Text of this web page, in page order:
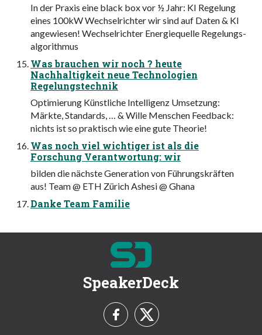
In der Praxis eine black box vor ½ Jahr: KI Regelung
eines 100kW Wechselrichter wir sind auf Daten & KI
angewiesen! Wechselrichter Energiequelle Regelungs-
algorithmus
Was brauchen wir noch ? heute
Nachhaltigkeit neue Technologien
Regelungstechnik
Optimierung Künstliche Intelligenz Umsetzung:
Märkte, Standards, … & Wille Menschen Feedback:
nichts ist so praktisch wie eine gute Theorie!
Was noch viel wichtiger ist als die
Forschung Verantwortung: wir
bilden die nächste Generation von Führungskräften
aus! Team @ ETH Zürich Ashesi @ Ghana
Danke Team Familie
SpeakerDeck